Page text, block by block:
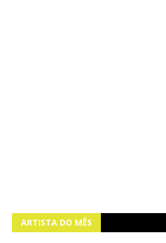
ARTISTA DO MÊS